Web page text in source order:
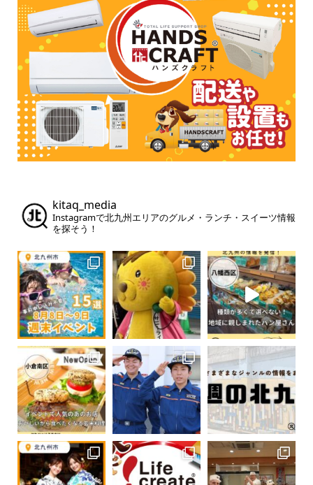
kitaq_media
Instagramで北九州エリアのグルメ・ランチ・スイーツ情報
を探そう！